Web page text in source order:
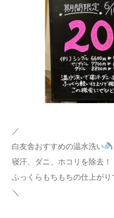
／
白友舎おすすめの温水洗い
寝汗、ダニ、ホコリを除去！
ふっくらもちもちの仕上がり
＼